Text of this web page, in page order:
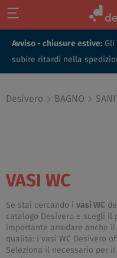
Avviso - chiusure estive:
subire ritardi nella
Desivero BAGNO
VASI WC
Se stai cercando i vasi WC
catalogo Desivero e scegli il
importante arredare anche
qualità: i vasi WC Desivero
Seleziona il necessario per